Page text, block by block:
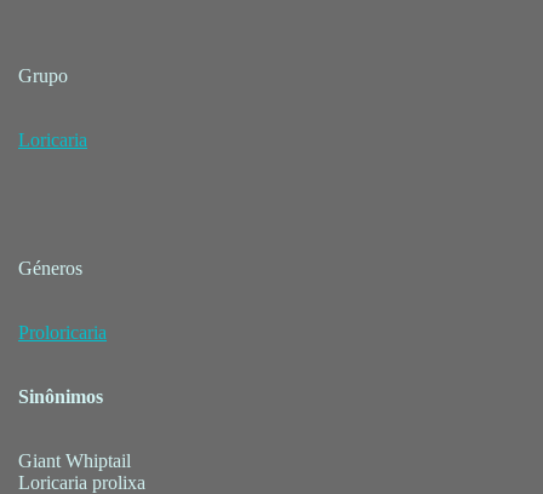
Grupo
Loricaria
Géneros
Proloricaria
Sinônimos
Giant Whiptail
Loricaria prolixa